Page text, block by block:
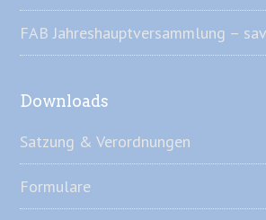
FAB Jahreshauptversammlung –
Downloads
Satzung & Verordnungen
Formulare